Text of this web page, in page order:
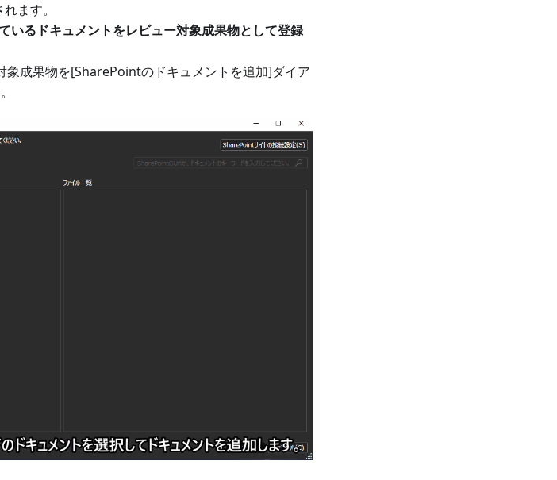
ます。
るドキュメントをレビュー対象成果物として登録
成果物を[SharePointのドキュメントを追加]ダイア